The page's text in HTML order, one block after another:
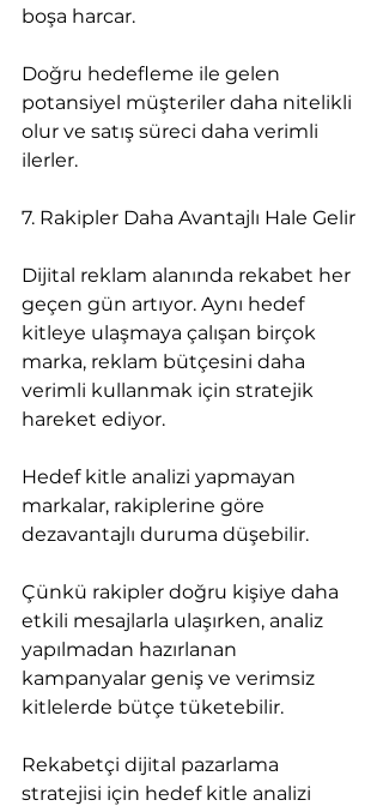
boşa harcar.
Doğru hedefleme ile gelen
potansiyel müşteriler daha nitelikli
olur ve satış süreci daha verimli
ilerler.
7. Rakipler Daha Avantajlı Hale Gelir
Dijital reklam alanında rekabet her
geçen gün artıyor. Aynı hedef
kitleye ulaşmaya çalışan birçok
marka, reklam bütçesini daha
verimli kullanmak için stratejik
hareket ediyor.
Hedef kitle analizi yapmayan
markalar, rakiplerine göre
dezavantajlı duruma düşebilir.
Çünkü rakipler doğru kişiye daha
etkili mesajlarla ulaşırken, analiz
yapılmadan hazırlanan
kampanyalar geniş ve verimsiz
kitlelerde bütçe tüketebilir.
Rekabetçi dijital pazarlama
stratejisi için hedef kitle analizi